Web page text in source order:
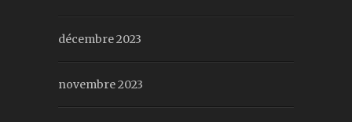
décembre 2023
novembre 2023